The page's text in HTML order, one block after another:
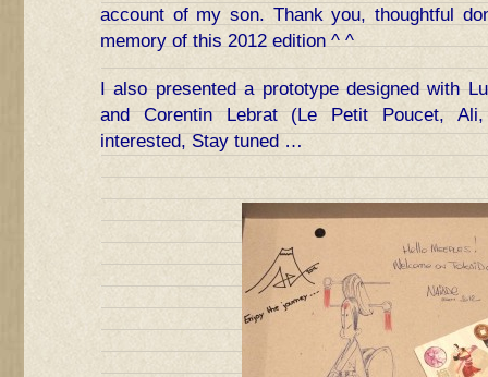
account of my son. Thank you, thoughtful
memory of this 2012 edition ^ ^
I also presented a prototype designed with
and Corentin Lebrat (Le Petit Poucet,
interested, Stay tuned …